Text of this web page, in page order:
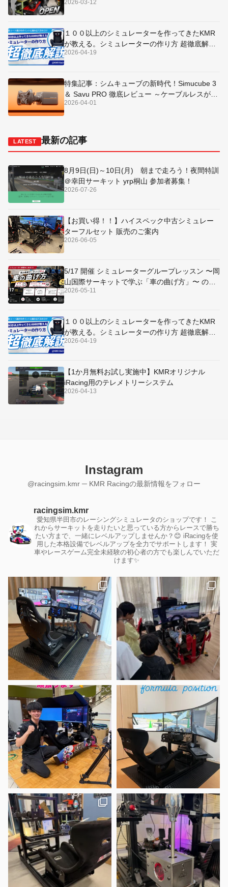
2026-03-12
１００以上のシミュレーターを作ってきたKMR
が教える。シミュレーターの作り方 超徹底解説
～シート選びのポイントと組み立て方のコツ～
2026-04-19
特集記事：シムキューブの新時代！Simucube 3
＆ Savu PRO 徹底レビュー ～ケーブルレスが生
む究極の没入感～
2026-04-01
LATEST 最新の記事
8月9日(日)～10日(月) 朝まで走ろう！夜間特訓
＠幸田サーキット yrp桐山 参加者募集！
2026-07-26
【お買い得！！】ハイスペック中古シミュレー
ターフルセット 販売のご案内
2026-06-05
5/17 開催 シミュレーターグループレッスン 〜岡
山国際サーキットで学ぶ「車の曲げ方」〜 のご
案内
2026-05-11
１００以上のシミュレーターを作ってきたKMR
が教える。シミュレーターの作り方 超徹底解説
～シート選びのポイントと組み立て方のコツ～
2026-04-19
【1か月無料お試し実施中】KMRオリジナル
iRacing用のテレメトリーシステム
2026-04-13
Instagram
@racingsim.kmr ─ KMR Racingの最新情報をフォロー
racingsim.kmr
愛知県半田市のレーシングシミュレータのショップです！
こ
れからサーキットを走りたいと思っている方からレースで勝ち
たい方まで、一緒にレベルアップしませんか？😊 iRacingを使
用した本格設備でレベルアップを全力でサポートします！
実
車やレースゲーム完全未経験の初心者の方でも楽しんでいただ
けます✨